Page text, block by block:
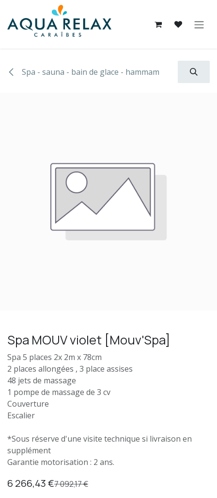
Se rendre au contenu
Spa - sauna - bain de glace - hammam
Spa MOUV violet [Mouv'Spa]
Spa 5 places 2x 2m x 78cm
2 places allongées , 3 place assises
48 jets de massage
1 pompe de massage de 3 cv
Couverture
Escalier
*Sous réserve d'une visite technique si livraison en
supplément
Garantie motorisation : 2 ans.
6 266,43€7 092,17€